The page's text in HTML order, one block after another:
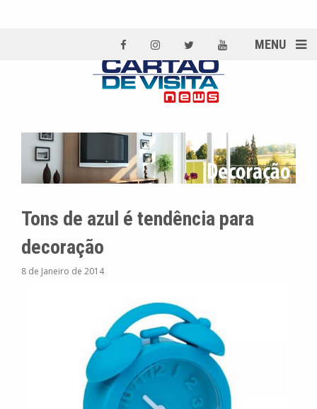
MENU
Tons de azul é tendência para
decoração
8 de Janeiro de 2014